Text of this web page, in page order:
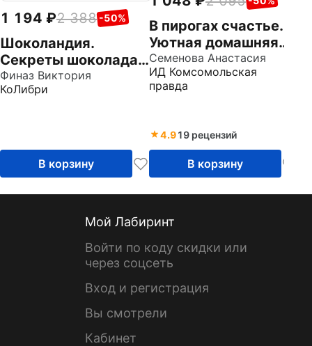
1 194 2 388 -50%
Шоколандия.
Секреты шоколада
и лучшие рецепты
для домашней кухни
Финаз Виктория
КоЛибри
В корзину
В пирогах счастье.
Уютная домашняя
выпечка для
праздников и
будней
Семенова Анастасия
ИД Комсомольская
правда
4.919 рецензий
В корзину
Мой Лабиринт
Войти по коду скидки или
через соцсеть
Вход и регистрация
Вы смотрели
Кабинет